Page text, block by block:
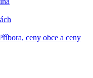
ceny obce a ceny